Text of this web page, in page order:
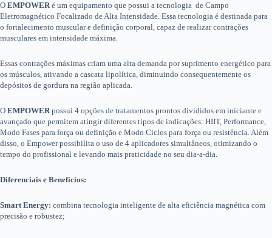
O EMPOWERé um equipamento que possui a tecnologia de Campo
Eletromagnético Focalizado de Alta Intensidade. Essa tecnologia é destinada para
o fortalecimento muscular e definição corporal, capaz de realizar contrações
musculares em intensidade máxima.
Essas contrações máximas criam uma alta demanda por suprimento energético para
os músculos, ativando a cascata lipolítica, diminuindo consequentemente os
depósitos de gordura na região aplicada.
O EMPOWERpossui 4 opções de tratamentos prontos divididos em iniciante e
avançado que permitem atingir diferentes tipos de indicações: HIIT, Performance,
Modo Fases para força ou definição e Modo Ciclos para força ou resistência. Além
disso, o Empower possibilita o uso de 4 aplicadores simultâneos, otimizando o
tempo do profissional e levando mais praticidade no seu dia-a-dia.
Diferenciais e Benefícios:
Smart Energy: combina tecnologia inteligente de alta eficiência magnética com
precisão e robustez;